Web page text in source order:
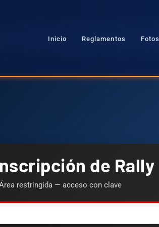
Inicio Reglamentos Fotos
de Rally
restringida — acceso con clave